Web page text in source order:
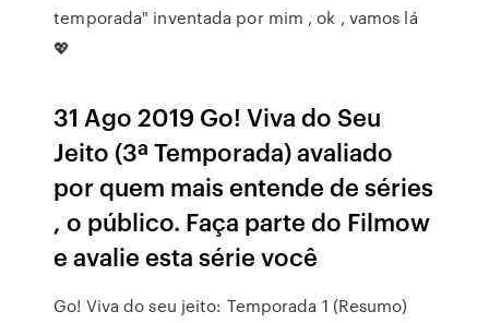
temporada" inventada por mim , ok , vamos lá
💖
31 Ago 2019 Go! Viva do Seu
Jeito (3ª Temporada) avaliado
por quem mais entende de séries
, o público. Faça parte do Filmow
e avalie esta série você
Go! Viva do seu jeito: Temporada 1 (Resumo)